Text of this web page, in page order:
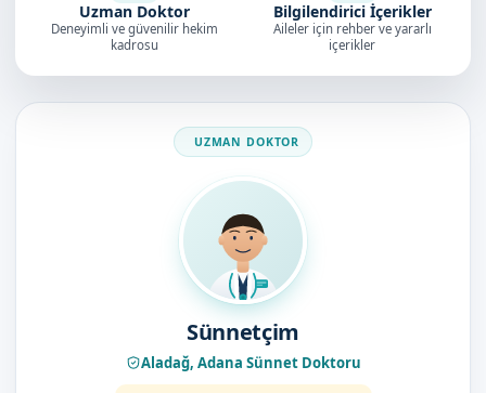
Uzman Doktor
Deneyimli ve güvenilir hekim
kadrosu
Bilgilendirici İçerikler
Aileler için rehber ve yararlı
içerikler
Doktorumuz
Sünnetçim
Aladağ, Adana Sünnet Doktoru